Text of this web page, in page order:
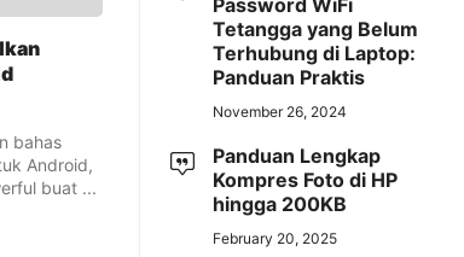
bahas
Android,
buat ...
Password WiFi
Tetangga yang Belum
Terhubung di Laptop:
Panduan Praktis
November 26, 2024
Panduan Lengkap
Kompres Foto di HP
hingga 200KB
February 20, 2025